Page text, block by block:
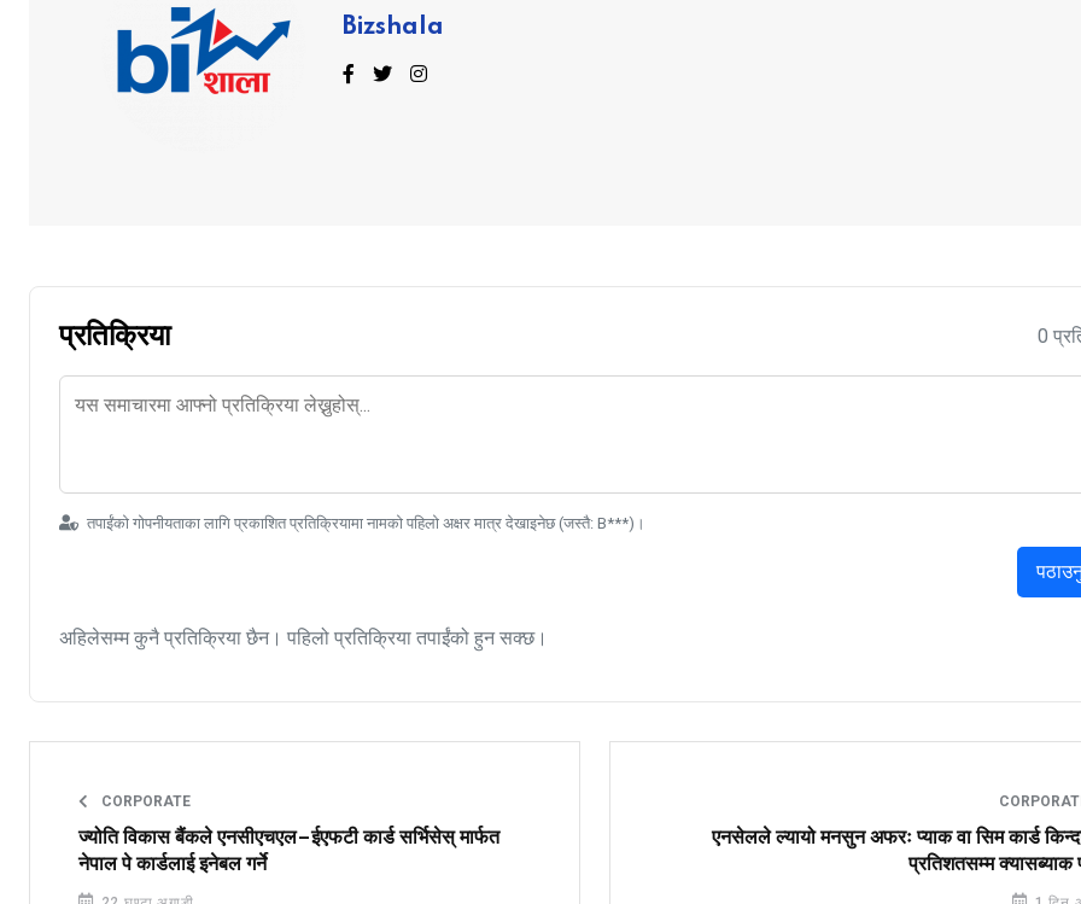
Bizshala
प्रतिक्रिया 0
तपाईंको गोपनीयताका लागि प्रकाशित प्रतिक्रियामा नामको पहिलो अक्षर मात्र देखाइनेछ (जस्तै: B***)।
अहिलेसम्म कुनै प्रतिक्रिया छैन। पहिलो प्रतिक्रिया तपाईंको हुन सक्छ।
CORPORATE
ज्योति विकास बैंकले एनसीएचएल–ईएफटी कार्ड सर्भिसेस् मार्फत
नेपाल पे कार्डलाई इनेबल गर्ने
एनसेलले ल्यायो मनसुन अफरः प्याक वा सिम कार्ड
प्रतिशतसम्म क्यासब्याक